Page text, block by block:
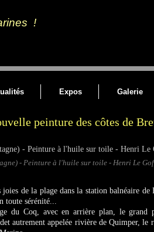
!
Expos Galerie
peinture des côtes de
- Peinture à l'huile sur toile - Henri Le
de la plage dans la station balnéaire de
toute sérénité...
du Coq, avec en arrière plan, le grand
autrement appelée rivière de Quimper, le